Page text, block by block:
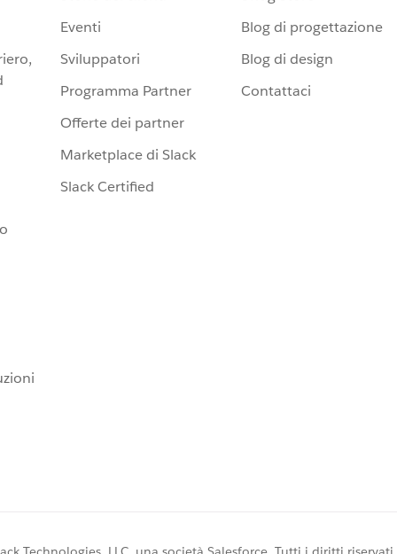
Eventi
Sviluppatori
Programma Partner
Offerte dei partner
Marketplace di Slack
Slack Certified
Blog di progettazione
Blog di design
Contattaci